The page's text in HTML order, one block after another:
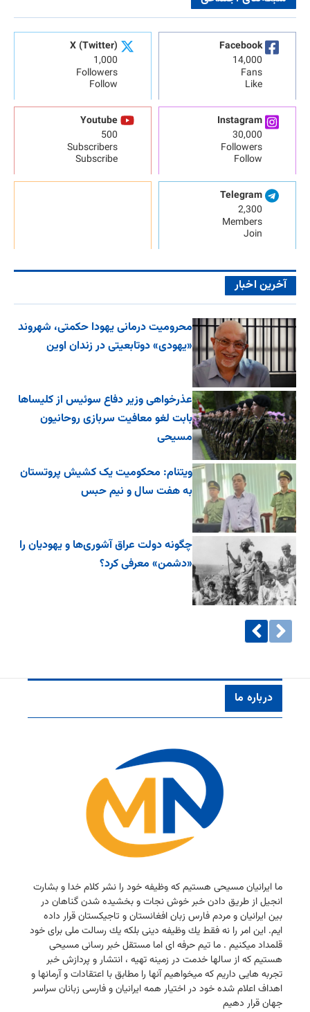
Facebook
14,000
Fans
Like
X (Twitter)
1,000
Followers
Follow
Instagram
30,000
Followers
Follow
Youtube
500
Subscribers
Subscribe
Telegram
2,300
Members
Join
آخرین اخبار
محرومیت درمانی یهودا حکمتی، شهروند
«یهودی» دوتابعیتی در زندان اوین
عذرخواهی وزیر دفاع سوئیس از کلیساها
بابت لغو معافیت سربازی روحانیون
مسیحی
ویتنام: محکومیت یک کشیش پروتستان
به هفت سال و نیم حبس
چگونه دولت عراق آشوری‌ها و یهودیان را
«دشمن» معرفی کرد؟
درباره ما
ما ایرانیان مسیحی هستیم كه وظیفه خود را نشر كلام خدا و بشارت
انجیل از طریق دادن خبر خوش نجات و بخشیده شدن گناهان در
بین ایرانیان و مردم فارس زبان افغانستان و تاجیكستان قرار داده
ایم. این امر را نه فقط یك وظیفه دینی بلكه یك رسالت ملی برای خود
قلمداد میكنیم . ما تیم حرفه ای اما مستقل خبر رسانی مسیحی
هستیم كه از سالها خدمت در زمینه تهیه ، انتشار و پردازش خبر
تجربه هایی داریم كه میخواهیم آنها را مطابق با اعتقادات و آرمانها و
اهداف اعلام شده خود در اختیار همه ایرانیان و فارسی زبانان سراسر
جهان قرار دهیم